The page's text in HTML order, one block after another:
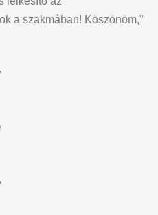
a szakmában! Köszönöm,"